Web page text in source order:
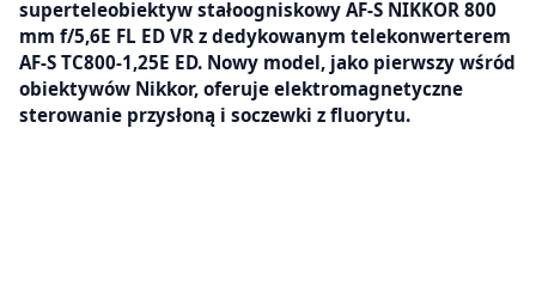
superteleobiektyw stałoogniskowy AF-S NIKKOR 800
mm f/5,6E FL ED VR z dedykowanym telekonwerterem
AF-S TC800-1,25E ED. Nowy model, jako pierwszy wśród
obiektywów Nikkor, oferuje elektromagnetyczne
sterowanie przysłoną i soczewki z fluorytu.